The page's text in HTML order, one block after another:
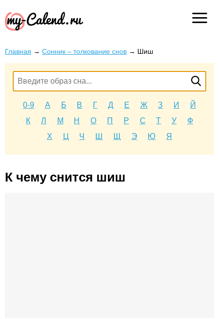
Главная → Сонник – толкование снов → Шиш
0-9 А Б В Г Д Е Ж З И
Й
К
Л М Н О П Р С Т У
Ф
Х
Ц Ч Ш Щ Э Ю Я
К чему снится шиш